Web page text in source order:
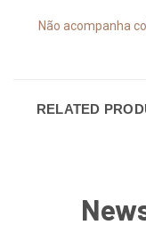
Não acompanha
RELATED